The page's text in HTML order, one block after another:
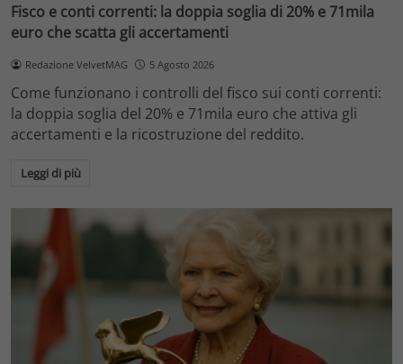
Fisco e conti correnti: la doppia soglia di 20% e 71mila
euro che scatta gli accertamenti
Redazione VelvetMAG 5 Agosto 2026
Come funzionano i controlli del fisco sui conti correnti:
la doppia soglia del 20% e 71mila euro che attiva gli
accertamenti e la ricostruzione del reddito.
Leggi di più